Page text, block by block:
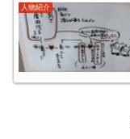
人物紹介